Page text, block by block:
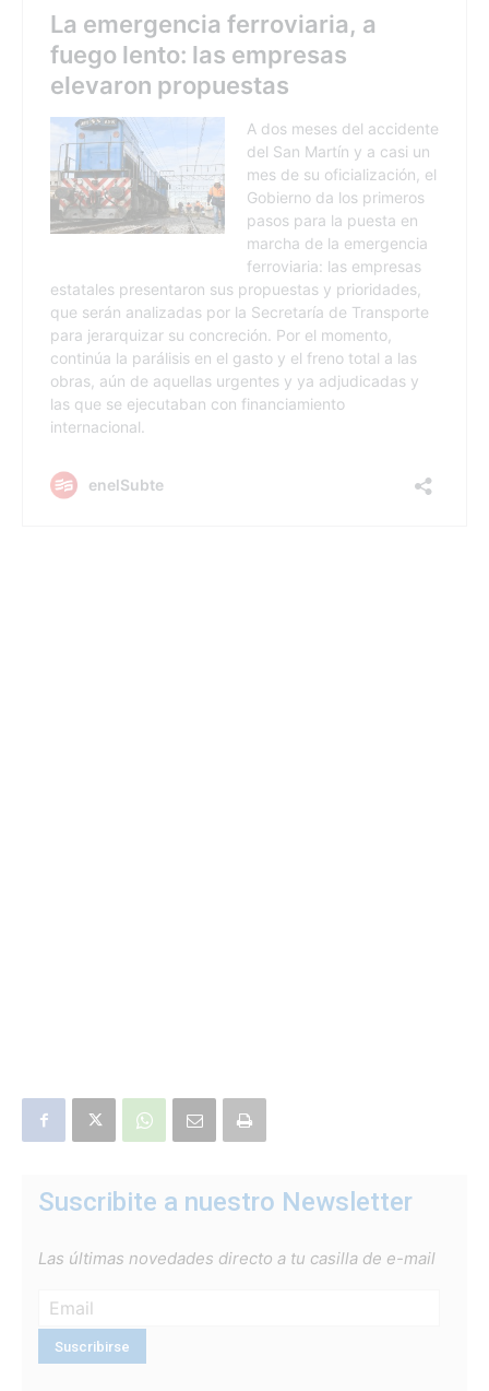
Suscribite a nuestro Newsletter
Las últimas novedades directo a tu casilla de e-mail